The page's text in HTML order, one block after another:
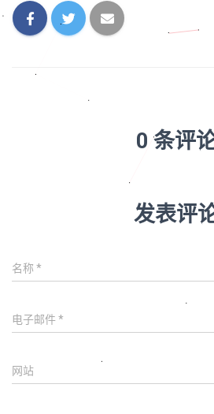
0 条评
发表评
名称 *
电子邮件*
网站